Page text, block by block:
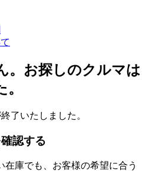
。お探しのクルマは
了いたしました。
認する
在庫でも、お客様の希望に合う